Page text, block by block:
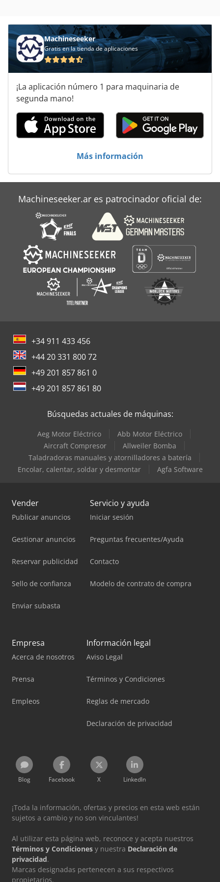
Refrigerador De La Carga
Sistema De Enfriamiento
Sistema De Refrigeracion
Transporte De Contenedores
Machineseeker
Gratis en la tienda de aplicaciones
¡La aplicación número 1 para maquinaria de
segunda mano!
Más información
Machineseeker.ar es patrocinador oficial de:
+34 911 433 456
+44 20 331 800 72
+49 201 857 861 0
+49 201 857 861 80
Búsquedas actuales de máquinas:
Aeg Motor Eléctrico
Abb Motor Eléctrico
Aircraft Compresor
Allweiler Bomba
Taladradoras manuales y atornilladores a batería
Encolar, calentar, soldar y desmontar
Agfa Software
Vender
Publicar anuncios
Gestionar anuncios
Reservar publicidad
Sello de confianza
Enviar subasta
Servicio y ayuda
Iniciar sesión
Preguntas frecuentes/Ayuda
Contacto
Modelo de contrato de compra
Empresa
Acerca de nosotros
Prensa
Empleos
Información legal
Aviso Legal
Términos y Condiciones
Reglas de mercado
Declaración de privacidad
Blog Facebook X LinkedIn
¡Toda la información, ofertas y precios en esta web están
sujetos a cambio y no son vinculantes!
Al utilizar esta página web, reconoce y acepta nuestros
Términos y Condiciones y nuestra Declaración de
privacidad.
Marcas designadas pertenecen a sus respectivos
propietarios.